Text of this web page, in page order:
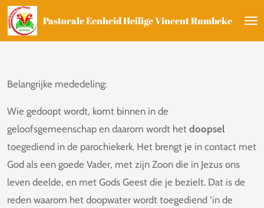
Ga
direct
hoofdinhoud
Pastorale Eenheid Heilige Vincent Rumbeke
Belangrijke mededeling:
Wie gedoopt wordt, komt binnen in de
geloofsgemeenschap en daarom wordt het doopsel
toegediend in de parochiekerk. Het brengt je in contact met
God als een goede Vader, met zijn Zoon die in Jezus ons
leven deelde, en met Gods Geest die je bezielt. Dat is de
reden waarom het doopwater wordt toegediend ‘in de